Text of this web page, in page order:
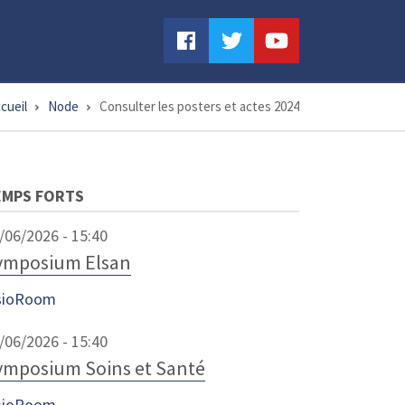
Node Consulter les posters et actes 2024
FORTS
06/2026 - 15:40
Elsan
06/2026 - 15:40
Soins et Santé